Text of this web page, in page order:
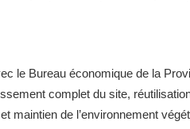
le Bureau économique de la
complet du site,
maintien de l’environnement